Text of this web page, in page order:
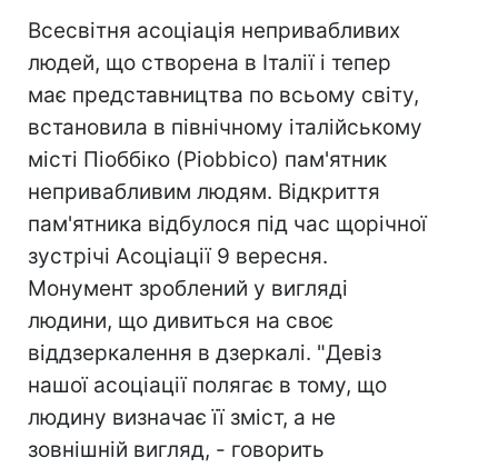
Всесвітня асоціація непривабливих
людей, що створена в Італії і тепер
має представництва по всьому світу,
встановила в північному італійському
місті Піоббіко (Piobbico) пам'ятник
непривабливим людям. Відкриття
пам'ятника відбулося під час щорічної
зустрічі Асоціації 9 вересня.
Монумент зроблений у вигляді
людини, що дивиться на своє
віддзеркалення в дзеркалі. "Девіз
нашої асоціації полягає в тому, що
людину визначає її зміст, а не
зовнішній вигляд, - говорить